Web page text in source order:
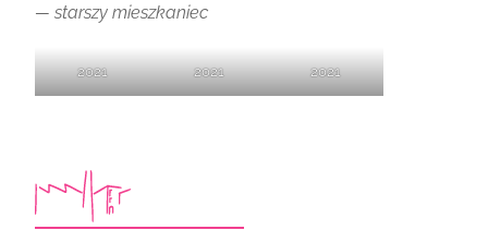
starszy mieszkaniec
2021 2021 2021